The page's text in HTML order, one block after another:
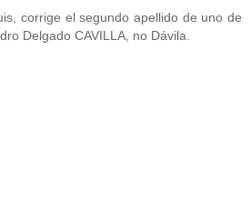
corrige el segundo apellido de uno de
Delgado CAVILLA, no Dávila.